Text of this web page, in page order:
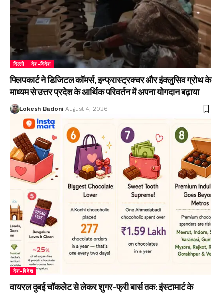
दिल्ली देश-विदेश
फ्लिपकार्ट ने डिजिटल कॉमर्स, इन्फ्रास्ट्रक्चर और इंक्लुसिव ग्रोथ के
माध्यम से उत्तर प्रदेश के आर्थिक परिवर्तन में अपना योगदान बढ़ाया
Lokesh Badoni August 4, 2026
देश-विदेश
वायरल दुबई चॉकलेट से लेकर शुगर-फ्री बार्स तक: इंस्टामार्ट के